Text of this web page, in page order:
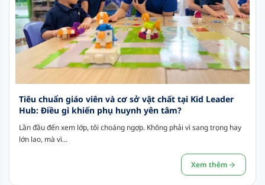
Tiêu chuẩn giáo viên và cơ sở vật chất tại Kid Leader
Hub: Điều gì khiến phụ huynh yên tâm?
Lần đầu đến xem lớp, tôi choáng ngợp. Không phải vì sang trọng hay
lớn lao, mà vì...
Xem thêm